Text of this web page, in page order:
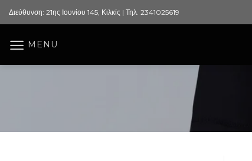
Skip
to
Διεύθυνση: 21ης Ιουνίου 145, Κιλκίς | Τηλ. 2341025619
MENU